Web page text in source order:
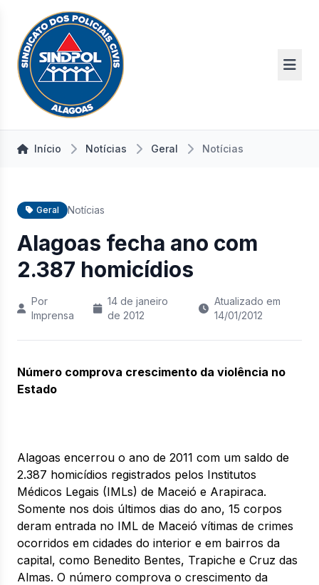
Início Notícias Geral Notícias
Geral Notícias
Alagoas fecha ano com
2.387 homicídios
Por
Imprensa
14 de janeiro
de 2012
Atualizado em
14/01/2012
Número comprova crescimento da violência no
Estado
Alagoas encerrou o ano de 2011 com um saldo de
2.387 homicídios registrados pelos Institutos
Médicos Legais (IMLs) de Maceió e Arapiraca.
Somente nos dois últimos dias do ano, 15 corpos
deram entrada no IML de Maceió vítimas de crimes
ocorridos em cidades do interior e em bairros da
capital, como Benedito Bentes, Trapiche e Cruz das
Almas. O número comprova o crescimento da